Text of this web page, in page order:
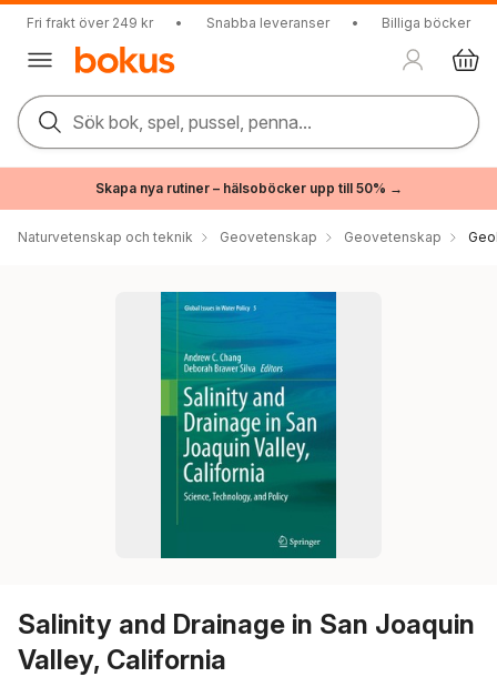
Fri frakt över 249 kr • Snabba leveranser • Billiga böcker
Sök bok, spel, pussel, penna...
Skapa nya rutiner – hälsoböcker upp till 50% →
Naturvetenskap och teknik Geovetenskap Geovetenskap
Salinity and Drainage in San Joaquin
Valley, California